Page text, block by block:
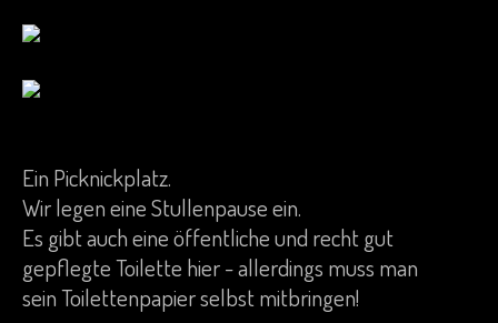
Ein Picknickplatz.
Wir legen eine Stullenpause ein.
Es gibt auch eine öffentliche und recht gut
gepflegte Toilette hier - allerdings muss man
sein Toilettenpapier selbst mitbringen!